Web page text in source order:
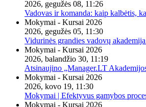
2026, gegužės 08, 11:26
Vadovas ir komanda: kaip kalbėtis,
Mokymai - Kursai 2026
2026, gegužės 05, 11:30
Vidurinės grandies vadovų
Mokymai - Kursai 2026
2026, balandžio 30, 11:19
Atsinaujino „Manager.LT
Mokymai - Kursai 2026
2026, kovo 19, 11:30
Mokymai | Efektyvus gamybos
Mokymai - Kursai 2026